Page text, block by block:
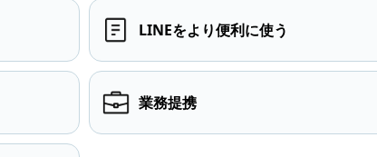
LINEをより便利に使う
業務提携